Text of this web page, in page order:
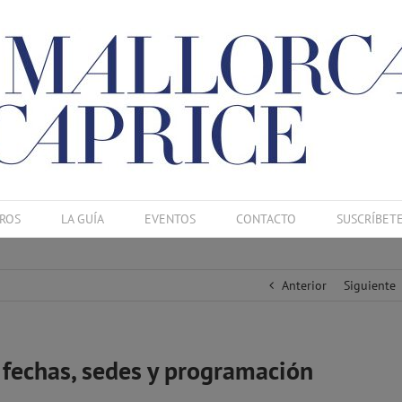
LA GUÍA EVENTOS CONTACTO
Anterior Siguiente
sedes y programación